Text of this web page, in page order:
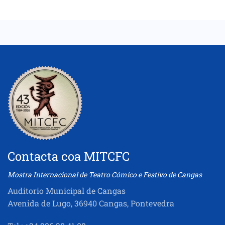
Contacta coa MITCFC
Mostra Internacional de Teatro Cómico e Festivo de Cangas
Auditorio Municipal de Cangas
Avenida de Lugo, 36940 Cangas, Pontevedra